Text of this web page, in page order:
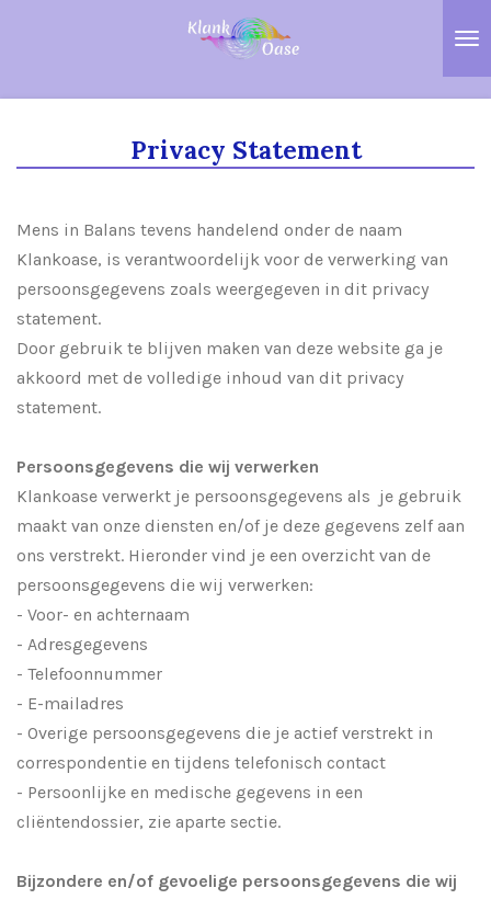
Privacy Statement
Mens in Balans tevens handelend onder de naam
Klankoase, is verantwoordelijk voor de verwerking van
persoonsgegevens zoals weergegeven in dit privacy
statement.
Door gebruik te blijven maken van deze website ga je
akkoord met de volledige inhoud van dit privacy
statement.
Persoonsgegevens die wij verwerken
Klankoase verwerkt je persoonsgegevens als je gebruik
maakt van onze diensten en/of je deze gegevens zelf aan
ons verstrekt. Hieronder vind je een overzicht van de
persoonsgegevens die wij verwerken:
- Voor- en achternaam
- Adresgegevens
- Telefoonnummer
- E-mailadres
- Overige persoonsgegevens die je actief verstrekt in
correspondentie en tijdens telefonisch contact
- Persoonlijke en medische gegevens in een
cliëntendossier, zie aparte sectie.
Bijzondere en/of gevoelige persoonsgegevens die wij